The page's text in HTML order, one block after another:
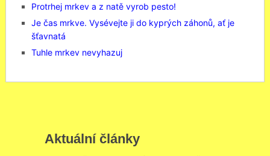
Protrhej mrkev a z natě vyrob pesto!
Je čas mrkve. Vysévejte ji do kyprých záhonů, ať je
šťavnatá
Tuhle mrkev nevyhazuj
Aktuální články